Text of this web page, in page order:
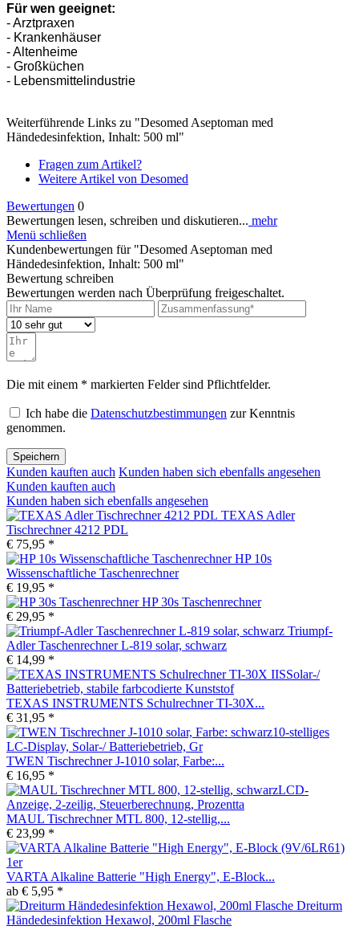
Für wen geeignet:
- Arztpraxen
- Krankenhäuser
- Altenheime
- Großküchen
- Lebensmittelindustrie
Weiterführende Links zu "Desomed Aseptoman med
Händedesinfektion, Inhalt: 500 ml"
Fragen zum Artikel?
Weitere Artikel von Desomed
Bewertungen 0
Bewertungen lesen, schreiben und diskutieren... mehr
Menü schließen
Kundenbewertungen für "Desomed Aseptoman med
Händedesinfektion, Inhalt: 500 ml"
Bewertung schreiben
Bewertungen werden nach Überprüfung freigeschaltet.
Die mit einem * markierten Felder sind Pflichtfelder.
Ich habe die Datenschutzbestimmungen zur Kenntnis
genommen.
Speichern
Kunden kauften auch Kunden haben sich ebenfalls angesehen
Kunden kauften auch
Kunden haben sich ebenfalls angesehen
TEXAS Adler
Tischrechner 4212 PDL
€ 75,95 *
HP 10s
Wissenschaftliche Taschenrechner
€ 19,95 *
HP 30s Taschenrechner
€ 29,95 *
Triumpf-
Adler Taschenrechner L-819 solar, schwarz
€ 14,99 *
TEXAS INSTRUMENTS Schulrechner TI-30X...
€ 31,95 *
TWEN Tischrechner J-1010 solar, Farbe:...
€ 16,95 *
MAUL Tischrechner MTL 800, 12-stellig,...
€ 23,99 *
VARTA Alkaline Batterie "High Energy", E-Block...
ab € 5,95 *
Dreiturm
Händedesinfektion Hexawol, 200ml Flasche